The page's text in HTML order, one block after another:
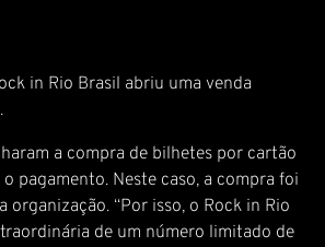
in Rio Brasil abriu uma venda
a compra de bilhetes por cartão
pagamento. Neste caso, a compra foi
organização. “Por isso, o Rock in Rio
de um número limitado de